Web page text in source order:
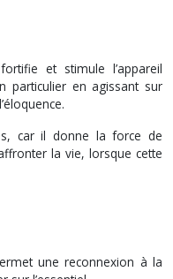
et stimule l’appareil
particulier en agissant sur
car il donne la force de
la vie, lorsque cette
une reconnexion à la